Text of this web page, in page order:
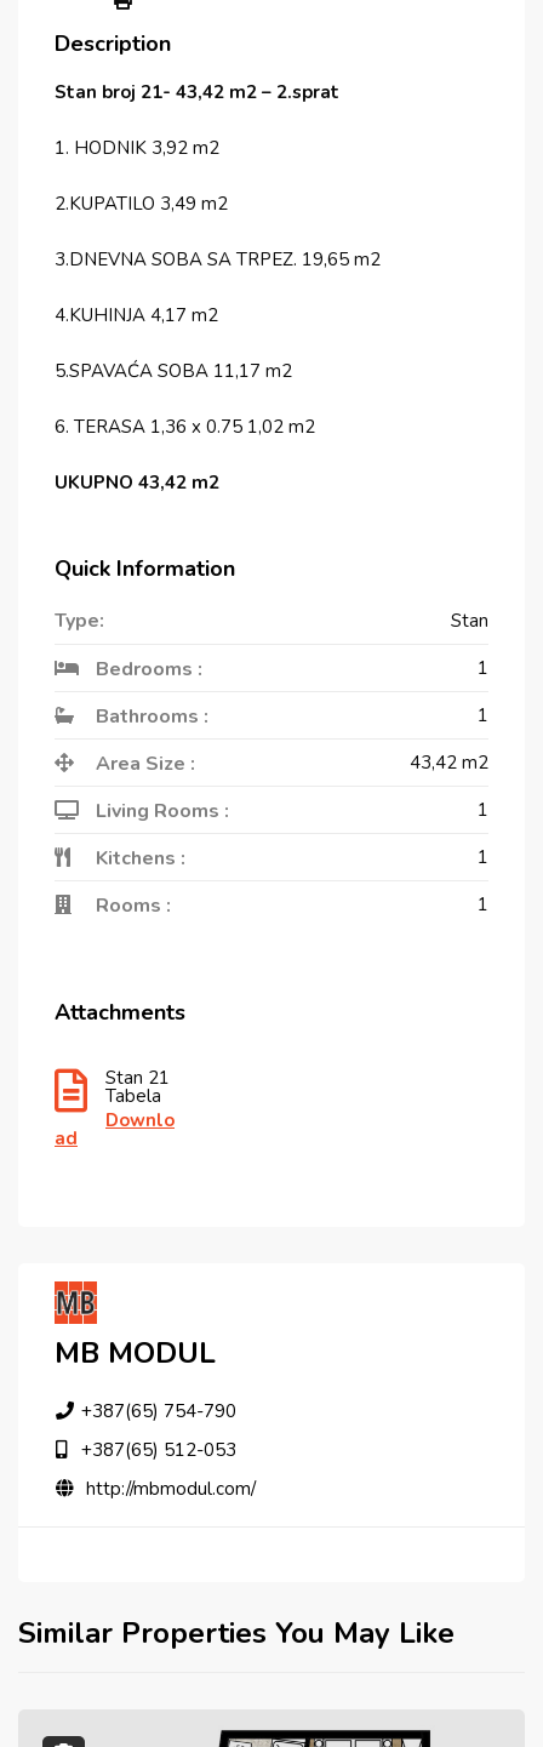
Description
Stan broj 21- 43,42 m2 – 2.sprat
1. HODNIK 3,92 m2
2.KUPATILO 3,49 m2
3.DNEVNA SOBA SA TRPEZ. 19,65 m2
4.KUHINJA 4,17 m2
5.SPAVAĆA SOBA 11,17 m2
6. TERASA 1,36 x 0.75 1,02 m2
UKUPNO 43,42 m2
Quick Information
Type: Stan
Bedrooms : 1
Bathrooms : 1
Area Size : 43,42 m2
Living Rooms : 1
Kitchens : 1
Rooms : 1
Attachments
Stan 21
Tabela
Downlo
Ad
MB MODUL
+387(65) 754-790
+387(65) 512-053
http://mbmodul.com/
Similar Properties You May Like